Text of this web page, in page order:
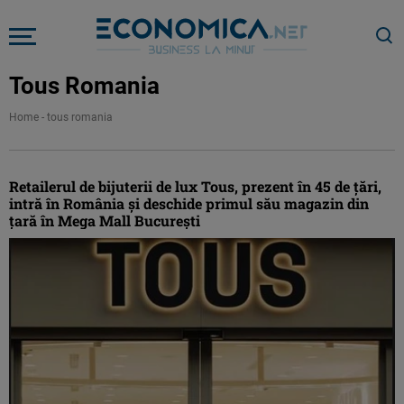
Tous Romania
Home - tous romania
Retailerul de bijuterii de lux Tous, prezent în 45 de ţări,
intră în România şi deschide primul său magazin din
ţară în Mega Mall Bucureşti